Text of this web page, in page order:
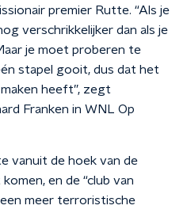
premier Rutte. “Als je
verschrikkelijker dan als je
je moet proberen te
stapel gooit, dus dat het
heeft”, zegt
Franken in WNL Op
vanuit de hoek van de
en de “club van
meer terroristische